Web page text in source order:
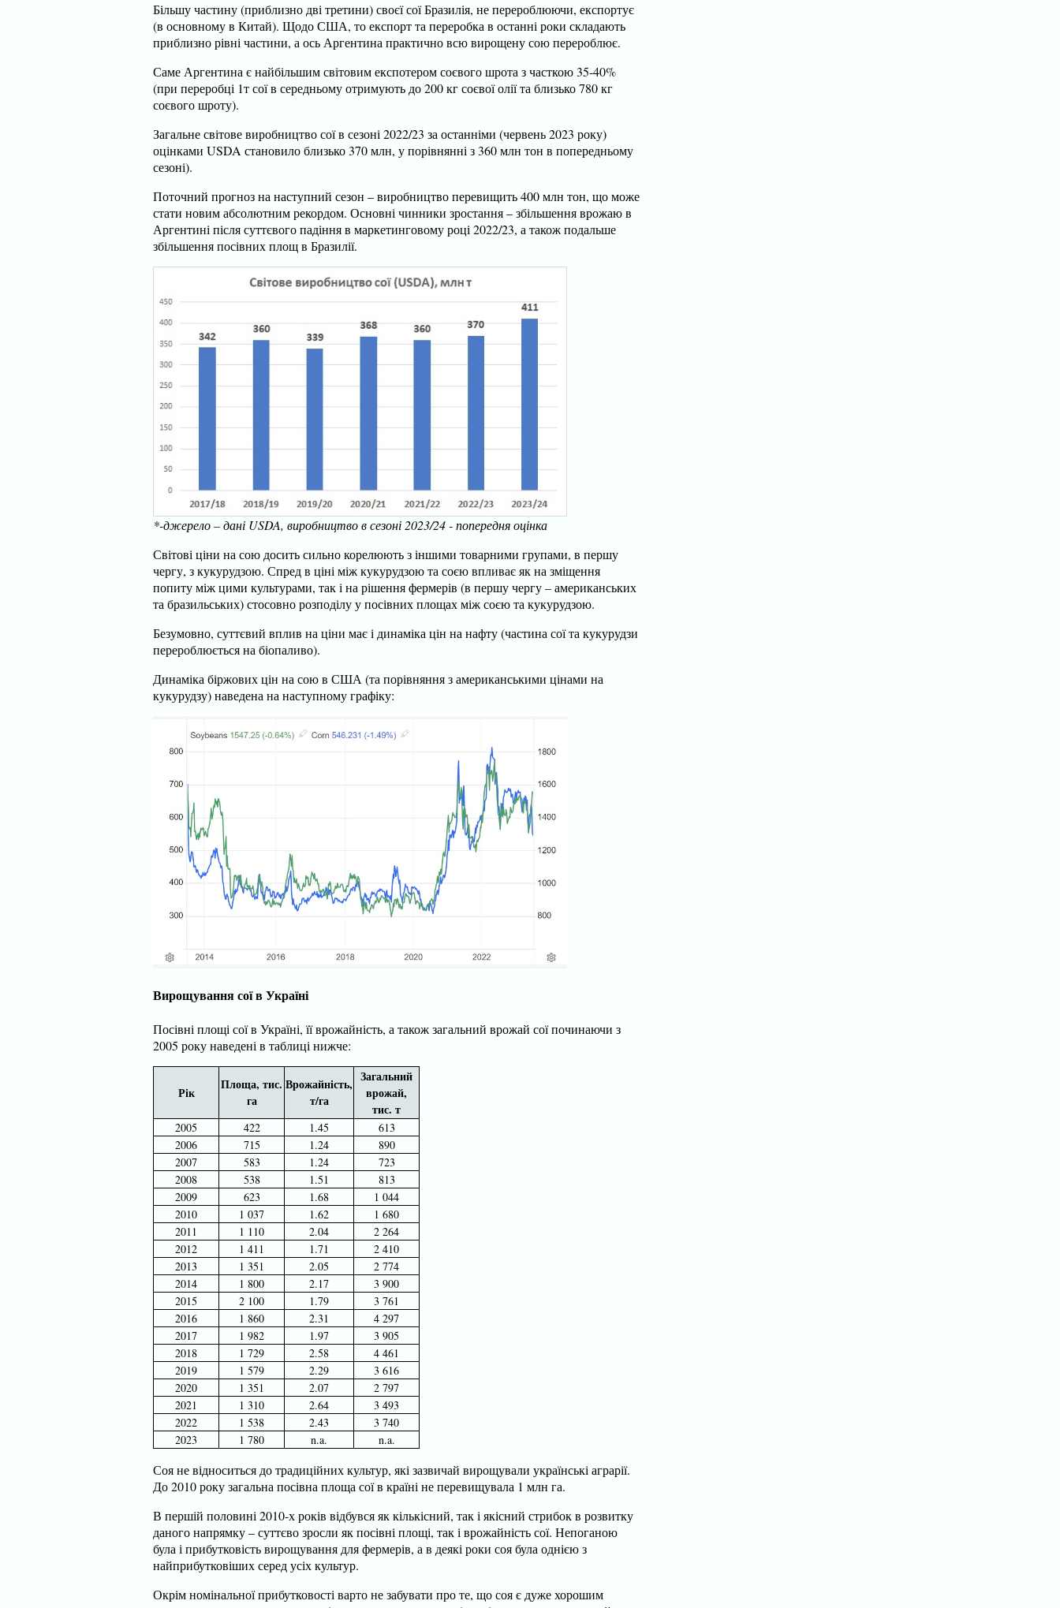
Більшу частину (приблизно дві третини) своєї сої Бразилія, не перероблюючи, експортує
(в основному в Китай). Щодо США, то експорт та переробка в останні роки складають
приблизно рівні частини, а ось Аргентина практично всю вирощену сою перероблює.
Саме Аргентина є найбільшим світовим експотером соєвого шрота з часткою 35-40%
(при переробці 1т сої в середньому отримують до 200 кг соєвої олії та близько 780 кг
соєвого шроту).
Загальне світове виробництво сої в сезоні 2022/23 за останніми (червень 2023 року)
оцінками USDA становило близько 370 млн, у порівнянні з 360 млн тон в попередньому
сезоні).
Поточний прогноз на наступний сезон – виробництво перевищить 400 млн тон, що може
стати новим абсолютним рекордом. Основні чинники зростання – збільшення врожаю в
Аргентині після суттєвого падіння в маркетинговому році 2022/23, а також подальше
збільшення посівних площ в Бразилії.
*-джерело – дані USDA, виробництво в сезоні 2023/24 - попередня оцінка
Світові ціни на сою досить сильно корелюють з іншими товарними групами, в першу
чергу, з кукурудзою. Спред в ціні між кукурудзою та соєю впливає як на зміщення
попиту між цими культурами, так і на рішення фермерів (в першу чергу – американських
та бразильських) стосовно розподілу у посівних площах між соєю та кукурудзою.
Безумовно, суттєвий вплив на ціни має і динаміка цін на нафту (частина сої та кукурудзи
перероблюється на біопаливо).
Динаміка біржових цін на сою в США (та порівняння з американськими цінами на
кукурудзу) наведена на наступному графіку:
Вирощування сої в Україні
Посівні площі сої в Україні, її врожайність, а також загальний врожай сої починаючи з
2005 року наведені в таблиці нижче:
Рік
Площа, тис.
га
Врожайність,
т/га
Загальний
врожай,
тис. т
2005 422 1.45
613
2006
715 1.24
890
2007
583 1.24
723
2008
538 1.51
813
2009
623 1.68
1 044
2010
1 037 1.62
1 680
2011
1 110 2.04
2 264
2012
1 411 1.71
2 410
2013
1 351 2.05
2 774
2014
1 800 2.17
3 900
2015
2 100 1.79
3 761
2016
1 860 2.31
4 297
2017
1 982 1.97
3 905
2018
1 729 2.58
4 461
2019
1 579 2.29
3 616
2020
1 351 2.07
2 797
2021
1 310 2.64
3 493
2022
1 538 2.43
3 740
2023
1 780 n.a. n.a.
Соя не відноситься до традиційних культур, які зазвичай вирощували українські аграрії.
До 2010 року загальна посівна площа сої в країні не перевищувала 1 млн га.
В першій половині 2010-х років відбувся як кількісний, так і якісний стрибок в розвитку
даного напрямку – суттєво зросли як посівні площі, так і врожайність сої. Непоганою
була і прибутковість вирощування для фермерів, а в деякі роки соя була однією з
найприбутковіших серед усіх культур.
Окрім номінальної прибутковості варто не забувати про те, що соя є дуже хорошим